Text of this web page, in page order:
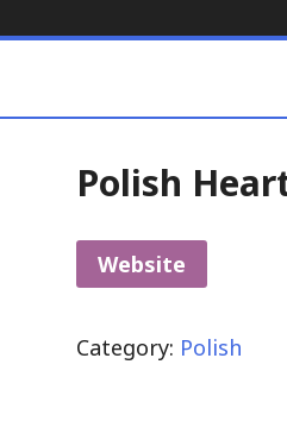
Polish
Website
Category: Polish